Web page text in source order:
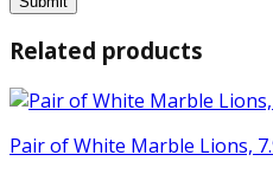
Related products
Pair of White Marble Lions,